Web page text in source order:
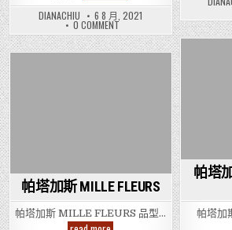
PARTAGAS
MILLE
FLEURS
雪
茄,Cigar】-
帕
塔
加
DIANACHIU 6 8 月, 2021
0 COMMENTON
【古
巴
雪
ARISTOCRATS
帕塔
帕塔加
帕塔加斯 MILLE FLEURS
帕塔加斯 MILLE FLEURS 品型…